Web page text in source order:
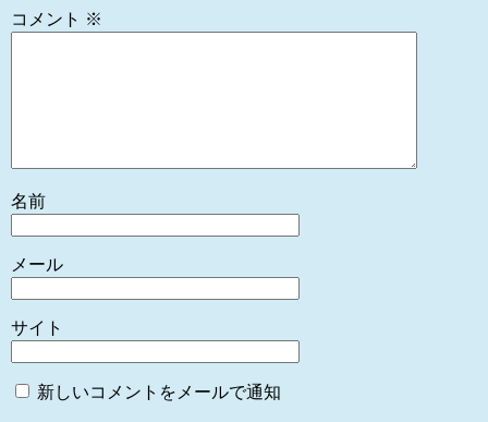
コメント ※
名前
メール
サイト
新しいコメントをメールで通知